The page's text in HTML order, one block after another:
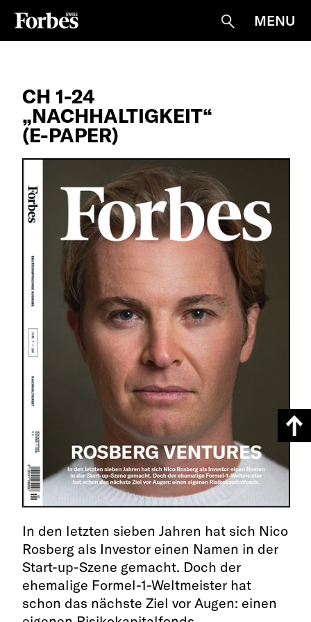
Suche
MENU
CH 1-24
„NACHHALTIGKEIT“
(E-PAPER)
In den letzten sieben Jahren hat sich Nico
Rosberg als Investor einen Namen in der
Start-up-Szene gemacht. Doch der
ehemalige Formel-1-Weltmeister hat
schon das nächste Ziel vor Augen: einen